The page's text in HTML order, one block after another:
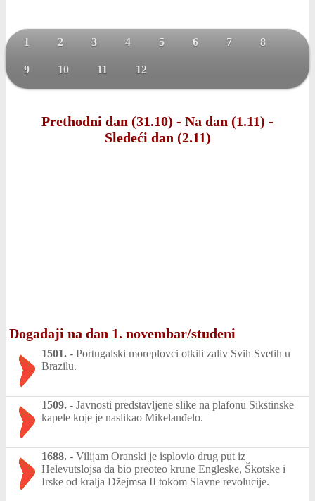
1 2 3 4 5 6 7 8
9 10 11 12
Prethodni dan (31.10) - Na dan (1.11) -
Sledeći dan (2.11)
Događaji na dan 1. novembar/studeni
1501. - Portugalski moreplovci otkili zaliv Svih Svetih u
Brazilu.
1509. - Javnosti predstavljene slike na plafonu Sikstinske
kapele koje je naslikao Mikelanđelo.
1688. - Vilijam Oranski je isplovio drug put iz
Helevutslojsa da bio preoteo krune Engleske, Škotske i
Irske od kralja Džejmsa II tokom Slavne revolucije.